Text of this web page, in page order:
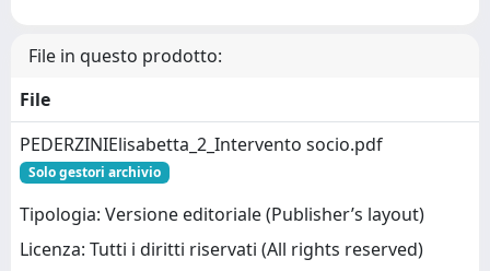
File in questo prodotto:
File
PEDERZINIElisabetta_2_Intervento socio.pdf
Solo gestori archivio
Tipologia: Versione editoriale (Publisher’s layout)
Licenza: Tutti i diritti riservati (All rights reserved)